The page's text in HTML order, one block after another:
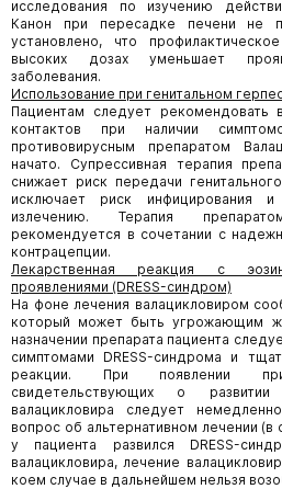
исследования по изучению
Канон при пересадке печени не
установлено, что
высоких дозах уменьшает
заболевания.
Использование при генитальном
Пациентам следует рекомендовать
контактов при наличии
противовирусным препаратом
начато. Супрессивная терапия
снижает риск передачи
исключает риск инфицирования
излечению. Терапия
рекомендуется в сочетании с
контрацепции.
Лекарственная реакция с
проявлениями (DRESS-синдром)
На фоне лечения валацикловиром
который может быть угрожающим
назначении препарата пациента
симптомами DRESS-синдрома и
реакции. При появлении
свидетельствующих о развитии
валацикловира следует
вопрос об альтернативном лечении (в
у пациента развился DRESS-
валацикловира, лечение
коем случае в дальнейшем нельзя